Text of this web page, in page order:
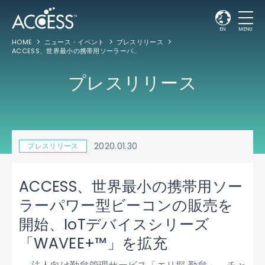
EN MENU
HOME ニュース・イベント
プレスリリース
ACCESS、世界最小の携帯用ソーラーパワー型ビーコンの販売を開始、IoTデバイスシリーズ「WAVEE+™」を拡充
プレスリリース
プレスリリース 2020.01.30
ACCESS、世界最小の携帯用ソー
ラーパワー型ビーコンの販売を
開始、IoTデバイスシリーズ
「WAVEE+™」を拡充